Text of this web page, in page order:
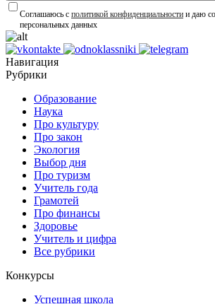
Соглашаюсь с политикой конфиденциальности и даю
персональных данных
Навигация
Рубрики
Образование
Наука
Про культуру
Про закон
Экология
Выбор дня
Про туризм
Учитель года
Грамотей
Про финансы
Здоровье
Учитель и цифра
Все рубрики
Конкурсы
Успешная школа